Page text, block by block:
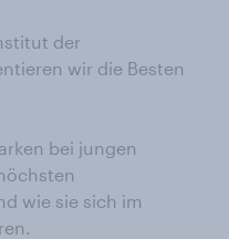
der
wir die Besten
bei jungen
wie sie sich im